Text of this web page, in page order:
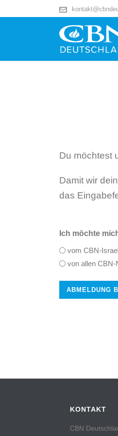
Du möchtest
Damit wir
das
Ich möchte
vom CBN-
von allen CBN-
KONTAKT
CBN